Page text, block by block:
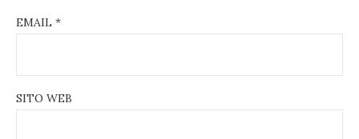
EMAIL *
SITO WEB